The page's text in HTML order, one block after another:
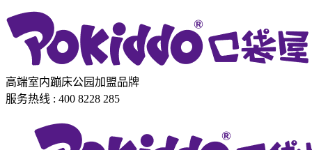
高端室内蹦床公园加盟品牌
服务热线 : 400 8228 285